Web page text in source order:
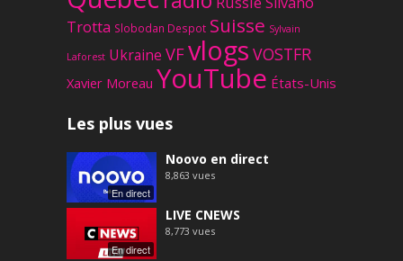
Trotta Slobodan Despot Suisse Sylvain
Laforest Ukraine VFvlogs VOSTFR
Xavier Moreau YouTube États-Unis
Les plus vues
En direct
Noovo en direct
8,863 vues
En direct
LIVE CNEWS
8,773 vues